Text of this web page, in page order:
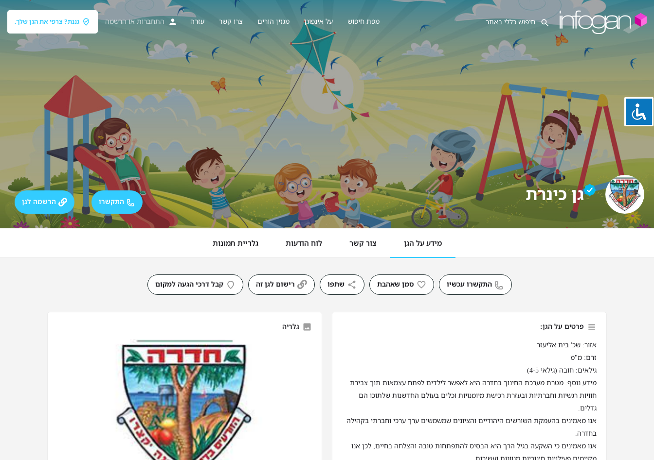
מפת חיפוש על אינפוגן מגזין הורים צרו קשר עזרה התחברות או הרשמה גננת? צרפי את הגן שלך.
גן כינרת התקשרו הרשמה לגן
מידע על הגן צור קשר לוח הודעות גלריית תמונות
התקשרו עכשיו סמן שאהבת שתפו רישום לגן זה קבל דרכי הגעה למקום
פרטים על הגן:
אזור: שכ' בית אליעזר
זרם: מ"מ
גילאים: חובה (גילאי 4-5)
מידע נוסף: מטרת מערכת החינוך בחדרה היא לאפשר לילדים לפתח עצמאות תוך צבירת
חוויות רגשיות וחברתיות ובעזרת רכישת מיומנויות וכלים בעולם החדשנות שלתוכו הם
גדלים.
אנו מאמינים בהעמקת השורשים היהודיים והציונים שמשמשים ערך ערכי וחברתי בקהילה
בחדרה.
אנו מאמינים כי השקעה בגיל הרך היא הבסיס להתפתחות טובה והצלחה בחיים, לכן אנו
גלריה